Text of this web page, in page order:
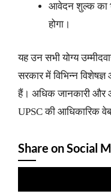
आवेदन शुल्क का
होगा।
यह उन सभी योग्य
सरकार में विभिन्न
हैं। अधिक जानकारी और
UPSC की आधिकारिक
Share on Social